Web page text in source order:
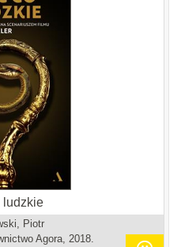
ludzkie
Piotr
Agora, 2018.